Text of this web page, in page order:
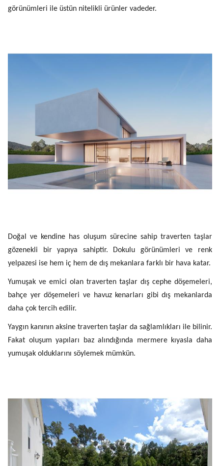
görünümleri ile üstün nitelikli ürünler vadeder.
Doğal ve kendine has oluşum sürecine sahip traverten taşlar
gözenekli bir yapıya sahiptir. Dokulu görünümleri ve renk
yelpazesi ise hem iç hem de dış mekanlara farklı bir hava katar.
Yumuşak ve emici olan traverten taşlar dış cephe döşemeleri,
bahçe yer döşemeleri ve havuz kenarları gibi dış mekanlarda
daha çok tercih edilir.
Yaygın kanının aksine traverten taşlar da sağlamlıkları ile bilinir.
Fakat oluşum yapıları baz alındığında mermere kıyasla daha
yumuşak olduklarını söylemek mümkün.